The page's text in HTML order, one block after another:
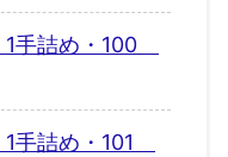
手詰め・100
手詰め・101